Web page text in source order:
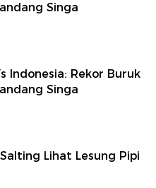
Singa
Indonesia: Rekor Buruk
Singa
Lihat Lesung Pipi